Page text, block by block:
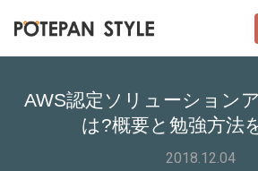
AWS認定ソリューション
は?概要と勉強方法
2018.12.04